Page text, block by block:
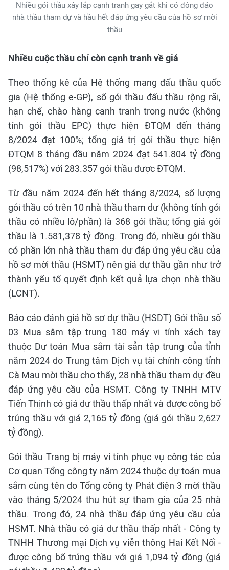
Nhiều gói thầu xây lắp cạnh tranh gay gắt khi có đông đảo
nhà thầu tham dự và hầu hết đáp ứng yêu cầu của hồ sơ mời
thầu
Nhiều cuộc thầu chỉ còn cạnh tranh về giá
Theo thống kê của Hệ thống mạng đấu thầu quốc
gia (Hệ thống e-GP), số gói thầu đấu thầu rộng rãi,
hạn chế, chào hàng cạnh tranh trong nước (không
tính gói thầu EPC) thực hiện ĐTQM đến tháng
8/2024 đạt 100%; tổng giá trị gói thầu thực hiện
ĐTQM 8 tháng đầu năm 2024 đạt 541.804 tỷ đồng
(98,517%) với 283.357 gói thầu được ĐTQM.
Từ đầu năm 2024 đến hết tháng 8/2024, số lượng
gói thầu có trên 10 nhà thầu tham dự (không tính gói
thầu có nhiều lô/phần) là 368 gói thầu; tổng giá gói
thầu là 1.581,378 tỷ đồng. Trong đó, nhiều gói thầu
có phần lớn nhà thầu tham dự đáp ứng yêu cầu của
hồ sơ mời thầu (HSMT) nên giá dự thầu gần như trở
thành yếu tố quyết định kết quả lựa chọn nhà thầu
(LCNT).
Báo cáo đánh giá hồ sơ dự thầu (HSDT) Gói thầu số
03 Mua sắm tập trung 180 máy vi tính xách tay
thuộc Dự toán Mua sắm tài sản tập trung của tỉnh
năm 2024 do Trung tâm Dịch vụ tài chính công tỉnh
Cà Mau mời thầu cho thấy, 28 nhà thầu tham dự đều
đáp ứng yêu cầu của HSMT. Công ty TNHH MTV
Tiến Thịnh có giá dự thầu thấp nhất và được công bố
trúng thầu với giá 2,165 tỷ đồng (giá gói thầu 2,627
tỷ đồng).
Gói thầu Trang bị máy vi tính phục vụ công tác của
Cơ quan Tổng công ty năm 2024 thuộc dự toán mua
sắm cùng tên do Tổng công ty Phát điện 3 mời thầu
vào tháng 5/2024 thu hút sự tham gia của 25 nhà
thầu. Trong đó, 24 nhà thầu đáp ứng yêu cầu của
HSMT. Nhà thầu có giá dự thầu thấp nhất - Công ty
TNHH Thương mại Dịch vụ viễn thông Hai Kết Nối -
được công bố trúng thầu với giá 1,094 tỷ đồng (giá